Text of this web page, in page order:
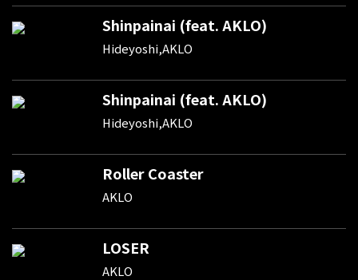
Shinpainai (feat. AKLO)
Hideyoshi,AKLO
Shinpainai (feat. AKLO)
Hideyoshi,AKLO
Roller Coaster
AKLO
LOSER
AKLO